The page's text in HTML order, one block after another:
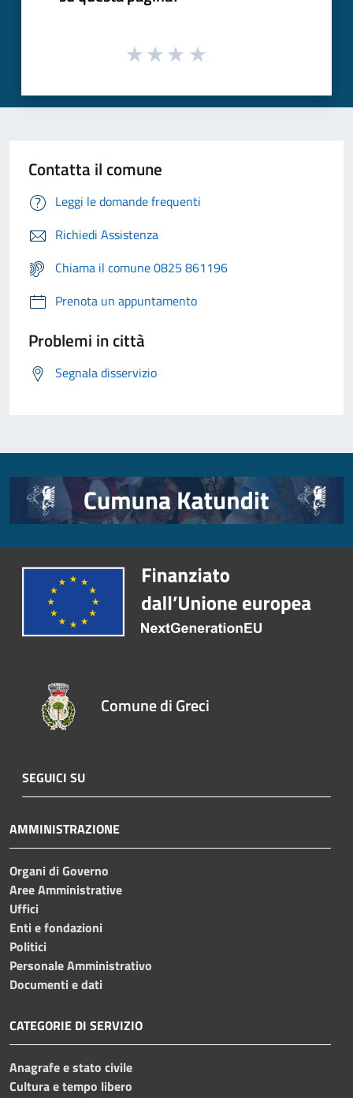
Contatta il comune
Leggi le domande frequenti
Richiedi Assistenza
Chiama il comune 0825 861196
Prenota un appuntamento
Problemi in città
Segnala disservizio
Comune di Greci
SEGUICI SU
AMMINISTRAZIONE
Organi di Governo
Aree Amministrative
Uffici
Enti e fondazioni
Politici
Personale Amministrativo
Documenti e dati
CATEGORIE DI SERVIZIO
Anagrafe e stato civile
Cultura e tempo libero